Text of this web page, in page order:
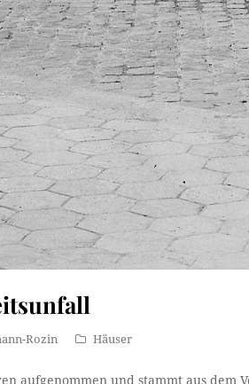
Rozin Häuser
aufgenommen und stammt aus dem